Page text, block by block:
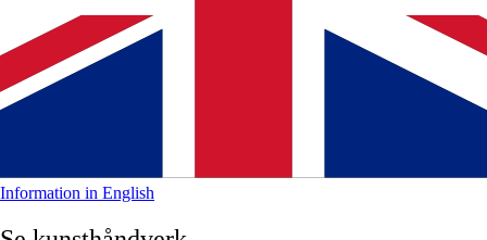
Information in English